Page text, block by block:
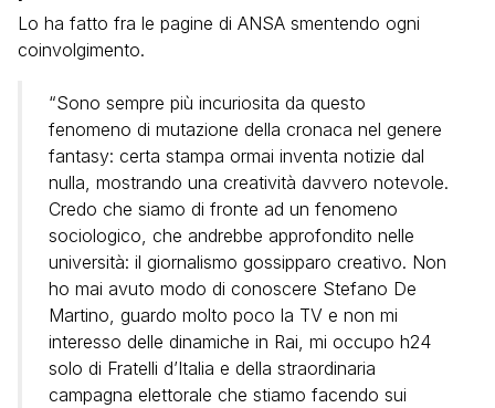
Lo ha fatto fra le pagine di ANSA smentendo ogni
coinvolgimento.
“Sono sempre più incuriosita da questo
fenomeno di mutazione della cronaca nel genere
fantasy: certa stampa ormai inventa notizie dal
nulla, mostrando una creatività davvero notevole.
Credo che siamo di fronte ad un fenomeno
sociologico, che andrebbe approfondito nelle
università: il giornalismo gossipparo creativo. Non
ho mai avuto modo di conoscere Stefano De
Martino, guardo molto poco la TV e non mi
interesso delle dinamiche in Rai, mi occupo h24
solo di Fratelli d’Italia e della straordinaria
campagna elettorale che stiamo facendo sui